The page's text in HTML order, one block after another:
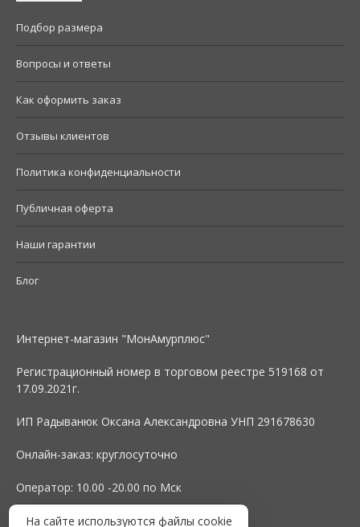
Подбор размера
Вопросы и ответы
Как оформить заказ
Отзывы клиентов
Политика конфиденциальности
Публичная оферта
Наши гарантии
Блог
Интернет-магазин "МонАмурплюс"
Регистрационный номер в торговом реестре 519168 от
17.09.2021г.
ИП Радыванюк Оксана Александровна УНП 291678630
Онлайн-заказ: круглосуточно
Оператор: 10.00 -20.00 по Мск
На сайте используются файлы cookie